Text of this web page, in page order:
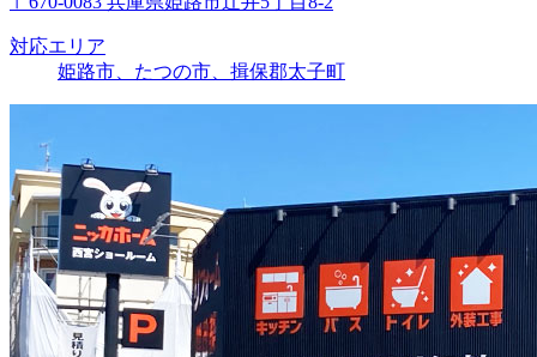
対応エリア
姫路市、たつの市、揖保郡太子町